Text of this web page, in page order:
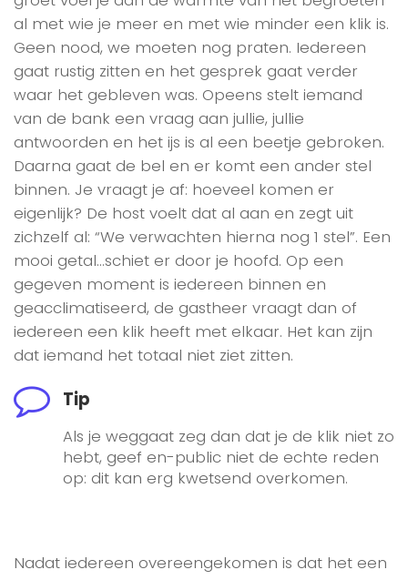
al met wie je meer en met wie minder een klik is.
Geen nood, we moeten nog praten. Iedereen
gaat rustig zitten en het gesprek gaat verder
waar het gebleven was. Opeens stelt iemand
van de bank een vraag aan jullie, jullie
antwoorden en het ijs is al een beetje gebroken.
Daarna gaat de bel en er komt een ander stel
binnen. Je vraagt je af: hoeveel komen er
eigenlijk? De host voelt dat al aan en zegt uit
zichzelf al: “We verwachten hierna nog 1 stel”. Een
mooi getal…schiet er door je hoofd. Op een
gegeven moment is iedereen binnen en
geacclimatiseerd, de gastheer vraagt dan of
iedereen een klik heeft met elkaar. Het kan zijn
dat iemand het totaal niet ziet zitten.
Tip
Als je weggaat zeg dan dat je de klik niet zo
hebt, geef en-public niet de echte reden
op: dit kan erg kwetsend overkomen.
Nadat iedereen overeengekomen is dat het een